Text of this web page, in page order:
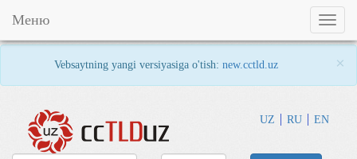
Vebsaytning yangi versiyasiga o'tish: new.cctld.uz ×
UZ RU EN
Toggle
Меню